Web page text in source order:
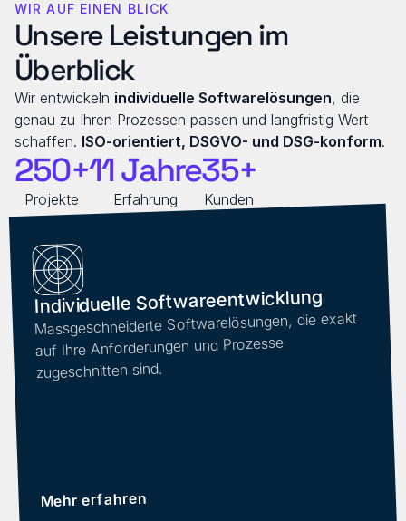
WIR AUF EINEN BLICK
Unsere Leistungen im
Überblick
Wir entwickeln individuelle Softwarelösungen, die
genau zu Ihren Prozessen passen und langfristig Wert
schaffen. ISO-orientiert, DSGVO- und DSG-konform.
250+
Projekte
11 Jahre
Erfahrung
35+
Kunden
Individuelle Softwareentwicklung
Massgeschneiderte Softwarelösungen, die exakt
auf Ihre Anforderungen und Prozesse
zugeschnitten sind.
Mehr erfahren